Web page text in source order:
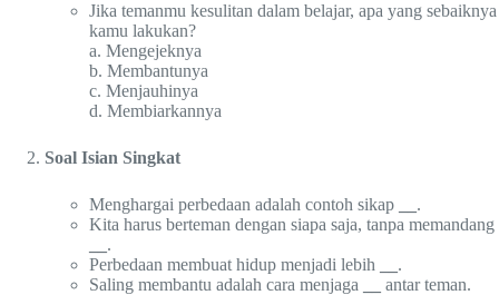
Jika temanmu kesulitan dalam belajar, apa yang sebaiknya
kamu lakukan?
a. Mengejeknya
b. Membantunya
c. Menjauhinya
d. Membiarkannya
Soal Isian Singkat
Menghargai perbedaan adalah contoh sikap
.
Kita harus berteman dengan siapa saja, tanpa memandang
.
Perbedaan membuat hidup menjadi lebih
.
Saling membantu adalah cara menjaga
antar teman.